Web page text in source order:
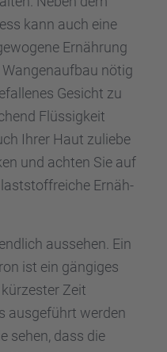
kann auch eine
Ernäh­rung
nötig
Gesicht zu
Flüssig­keit
Ihrer Haut zuliebe
und achten Sie auf
Ernäh­
ausse­hen. Ein
ist ein gängi­ges
Zeit
ausge­führt werden
sehen, dass die